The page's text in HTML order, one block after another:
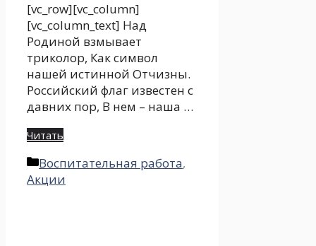
[vc_row][vc_column]
[vc_column_text] Над
Родиной взмывает
триколор, Как символ
нашей истинной Отчизны.
Российский флаг известен с
давних пор, В нем – наша …
Читать
Рубрики
Воспитательная работа,
Акции